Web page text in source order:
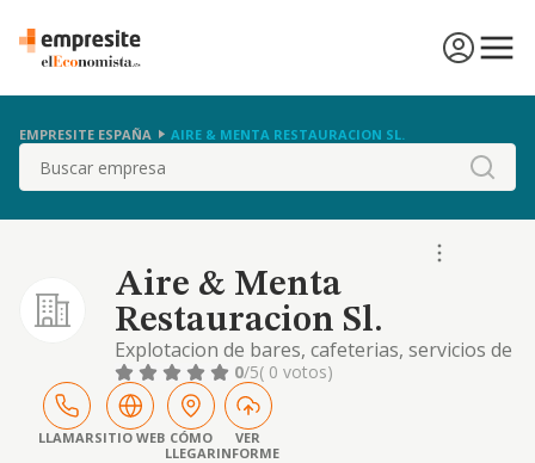
EMPRESITE ESPAÑA AIRE & MENTA RESTAURACION SL.
Buscar
Aire & Menta
Restauracion Sl.
Explotacion de bares, cafeterias, servicios de
catering y similares dentro del sector de la
hosteleria con espectaculos en directo. asi
como la adquisicion, explotacion y
enajenacion de bienes inmuebles
0/5( 0 votos)
LLAMARSITIO WEB CÓMO
LLEGAR
VER
INFORME